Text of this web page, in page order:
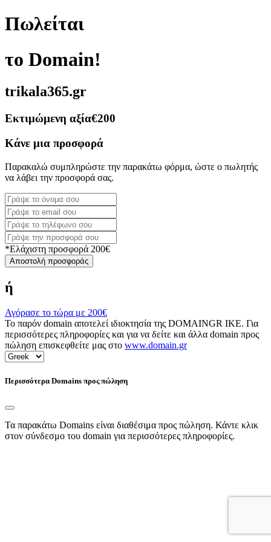
Πωλείται
το Domain!
trikala365.gr
Εκτιμώμενη αξία€200
Κάνε μια προσφορά
Παρακαλώ συμπληρώστε την παρακάτω φόρμα, ώστε ο πωλητής
να λάβει την προσφορά σας.
*Ελάχιστη προσφορά 200€
Αποστολή προσφοράς
ή
Αγόρασε το τώρα με 200€
Το παρόν domain αποτελεί ιδιοκτησία της DOMAINGR ΙΚΕ. Για
περισσότερες πληροφορίες και για να δείτε και άλλα domain προς
πώληση επισκεφθείτε μας στο www.domain.gr
Περισσότερα Domains προς πώληση
Τα παρακάτω Domains είναι διαθέσιμα προς πώληση. Κάντε κλικ
στον σύνδεσμο του domain για περισσότερες πληροφορίες.